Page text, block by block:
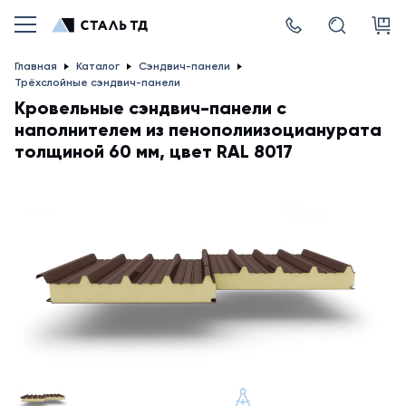
Главная Каталог
Сэндвич-панели
Трёхслойные сэндвич-панели
Кровельные сэндвич-панели с
наполнителем из пенополиизоцианурата
толщиной 60 мм, цвет RAL 8017